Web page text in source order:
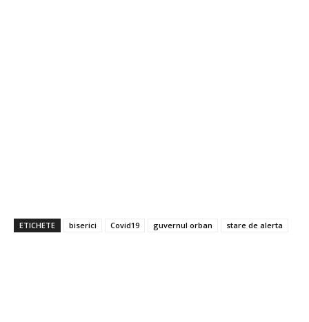
ETICHETE biserici Covid19 guvernul orban stare de alerta